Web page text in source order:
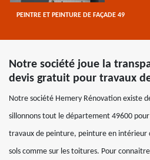
PEINTRE ET PEINTURE DE FAÇADE 49
Notre société joue la
devis gratuit pour travaux
Notre société Hemery Rénovation existe
sillonnons tout le département 49600
travaux de peinture, peinture en intérieur
sols comme sur les toitures. Pour